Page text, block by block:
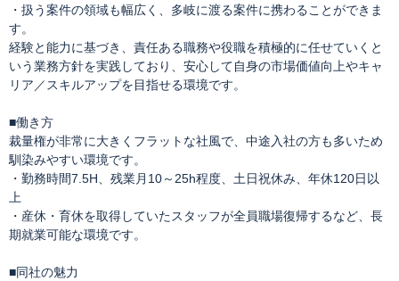
・扱う案件の領域も幅広く、多岐に渡る案件に携わることができま
す。
経験と能力に基づき、責任ある職務や役職を積極的に任せていくと
いう業務方針を実践しており、安心して自身の市場価値向上やキャ
リア／スキルアップを目指せる環境です。
■働き方
裁量権が非常に大きくフラットな社風で、中途入社の方も多いため
馴染みやすい環境です。
・勤務時間7.5H、残業月10～25h程度、土日祝休み、年休120日以
上
・産休・育休を取得していたスタッフが全員職場復帰するなど、長
期就業可能な環境です。
■同社の魅力